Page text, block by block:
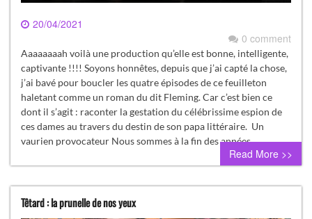
20/04/2021
0 comment
Aaaaaaaah voilà une production qu’elle est bonne, intelligente,
captivante !!!! Soyons honnêtes, depuis que j’ai capté la chose,
j’ai bavé pour boucler les quatre épisodes de ce feuilleton
haletant comme un roman du dit Fleming. Car c’est bien ce
dont il s’agit : raconter la gestation du célébrissime espion de
ces dames au travers du destin de son papa littéraire. Un
vaurien provocateur Nous sommes à la fin des années…
Read More >>
Têtard : la prunelle de nos yeux